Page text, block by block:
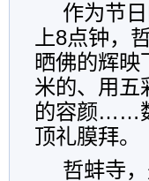
作为节
上8点钟，
晒佛的辉映
米的、用五
的容颜……
顶礼膜拜。
哲蚌寺